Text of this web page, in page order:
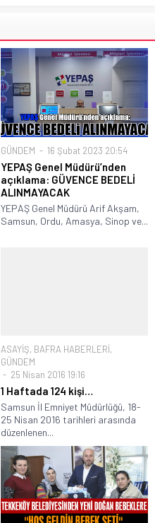
GÜNDEM 16 Şubat 2023 20:54
YEPAŞ Genel Müdürü’nden
açıklama: GÜVENCE BEDELİ
ALINMAYACAK
YEPAŞ Genel Müdürü Arif Akşam,
Samsun, Ordu, Amasya, Sinop ve...
ASAYİŞ, BAFRA HABERLERİ,
GÜNDEM
25 Nisan 2016 19:16
1 Haftada 124 kişi…
Samsun İl Emniyet Müdürlüğü, 18-
25 Nisan 2016 tarihleri arasında
düzenlenen...